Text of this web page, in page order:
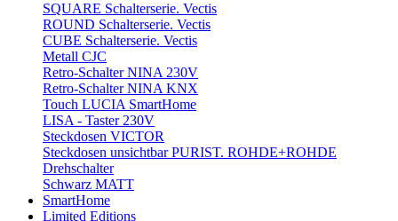
SQUARE Schalterserie. Vectis
ROUND Schalterserie. Vectis
CUBE Schalterserie. Vectis
Metall CJC
Retro-Schalter NINA 230V
Retro-Schalter NINA KNX
Touch LUCIA SmartHome
LISA - Taster 230V
Steckdosen VICTOR
Steckdosen unsichtbar PURIST. ROHDE+ROHDE
Drehschalter
Schwarz MATT
SmartHome
Limited Editions